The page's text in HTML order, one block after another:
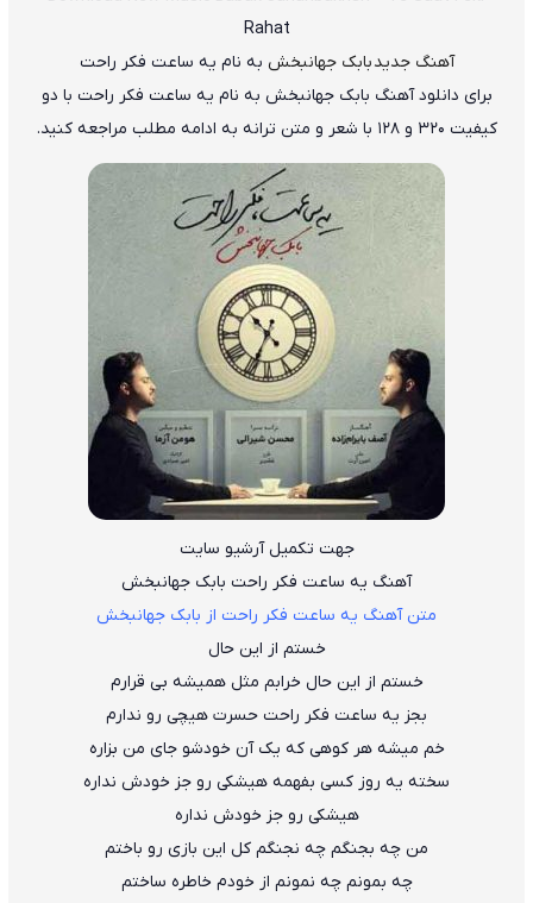
Rahat
آهنگ جدید بابک جهانبخش به نام یه ساعت فکر راحت
برای دانلودآهنگ بابک جهانبخش به نام یه ساعت فکر راحت با دو
کیفیت ۳۲۰ و ۱۲۸ با شعر و متن ترانه به ادامه مطلب مراجعه کنید.
جهت تکمیل آرشیو سایت
آهنگ یه ساعت فکر راحت بابک جهانبخش
متن آهنگ یه ساعت فکر راحت از بابک جهانبخش
خستم از این حال
خستم از این حال خرابم مثل همیشه بی قرارم
بجز یه ساعت فکر راحت حسرت هیچی رو ندارم
خم میشه هر کوهی که یک آن خودشو جای من بزاره
سخته یه روز کسی بفهمه هیشکی رو جز خودش نداره
هیشکی رو جز خودش نداره
من چه بجنگم چه نجنگم کل این بازی رو باختم
چه بمونم چه نمونم از خودم خاطره ساختم